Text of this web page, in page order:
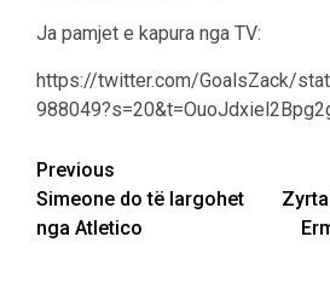
Ja pamjet e kapura nga TV:
https://twitter.com/GoalsZack/
Post
navigation
Previous
Simeone do të largohet
nga Atletico